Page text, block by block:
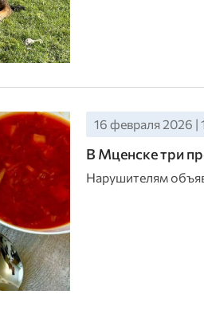
16 февраля 2026 |
В Мценске три
Нарушителям